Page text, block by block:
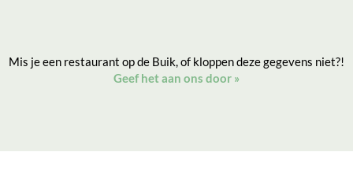
Mis je een restaurant op de Buik, of kloppen deze gegevens niet?!
Geef het aan ons door »